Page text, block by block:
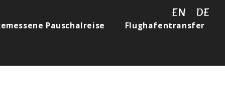
EN DE
Pauschalreise Flughafentransfer